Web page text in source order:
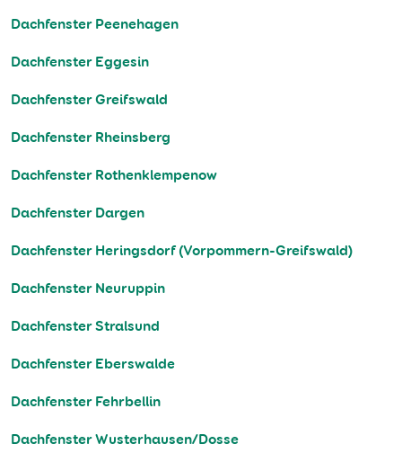
Dachfenster Peenehagen
Dachfenster Eggesin
Dachfenster Greifswald
Dachfenster Rheinsberg
Dachfenster Rothenklempenow
Dachfenster Dargen
Dachfenster Heringsdorf (Vorpommern-Greifswald)
Dachfenster Neuruppin
Dachfenster Stralsund
Dachfenster Eberswalde
Dachfenster Fehrbellin
Dachfenster Wusterhausen/Dosse